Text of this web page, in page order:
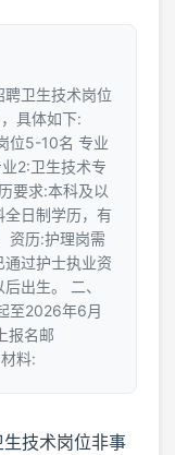
卫生技术岗位
具体如下:
位5-10名 专业
2:卫生技术专
要求:本科及以
全日制学历，有
资历:护理岗需
过护士执业资
出生。 二、
至2026年6月
报名邮
料:
技术岗位非事